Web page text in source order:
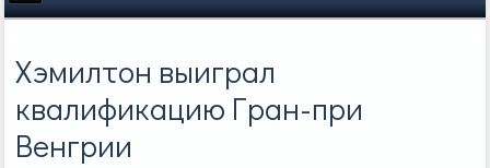
Хэмилтон выиграл
квалификацию Гран-при
Венгрии